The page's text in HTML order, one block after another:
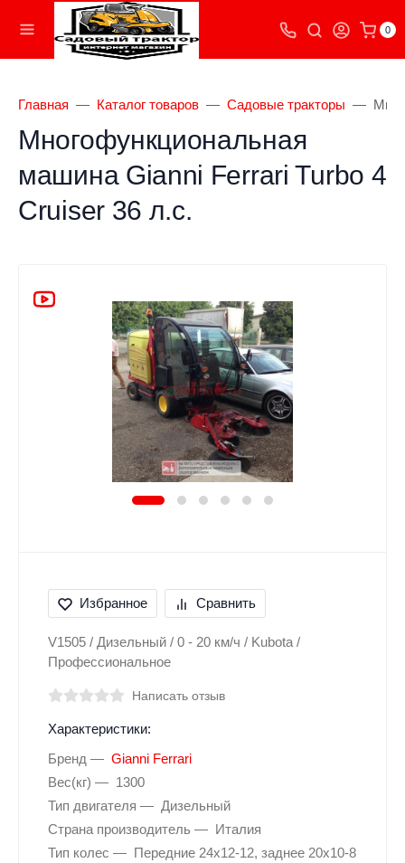
0
Главная Каталог товаров Садовые тракторы
Многофункциональная
машина Gianni Ferrari Turbo 4
Cruiser 36 л.с.
Избранное Сравнить
V1505 / Дизельный / 0 - 20 км/ч / Kubota /
Профессиональное
Написать отзыв
Характеристики:
Бренд
Gianni Ferrari
Вес(кг)
1300
Тип двигателя
Дизельный
Страна производитель
Италия
Тип колес
Передние 24х12-12, заднее 20х10-8